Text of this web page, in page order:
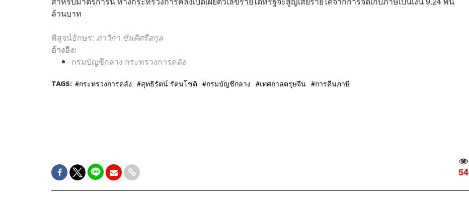
ล้านบาท
พิสูจน์อักษร: ภาวิกา ขันติศรีสกุล
อ้างอิง:
กรมบัญชีกลาง กระทรวงการคลัง
TAGS: กระทรวงการคลัง สุทธิรัตน์ รัตนโชติ กรมบัญชีกลาง เทศกาลตรุษจีน การคืนภาษี
54